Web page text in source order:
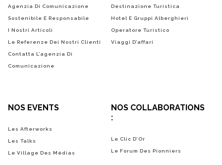
Agenzia Di Comunicazione
Sostenibile E Responsabile
I Nostri Articoli
Le Referenze Dei Nostri Clienti
Contatta L’agenzia Di
Comunicazione
Destinazione Turistica
Hotel E Gruppi Alberghieri
Operatore Turistico
Viaggi D’affari
NOS EVENTS
Les Afterworks
Les Talks
Le Village Des Médias
NOS COLLABORATIONS
:
Le Clic D’Or
Le Forum Des Pionniers